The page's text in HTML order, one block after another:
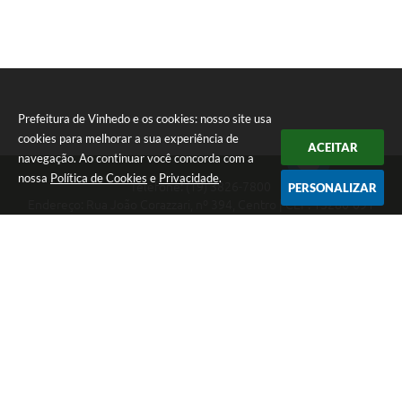
Prefeitura de Vinhedo e os cookies: nosso site usa
cookies para melhorar a sua experiência de
navegação. Ao continuar você concorda com a
nossa Política de Cookies e Privacidade.
ACEITAR
PERSONALIZAR
Telefone: (19) 3826-7800
Endereço: Rua João Corazzari, nº 394, Centro | CEP: 13280-091